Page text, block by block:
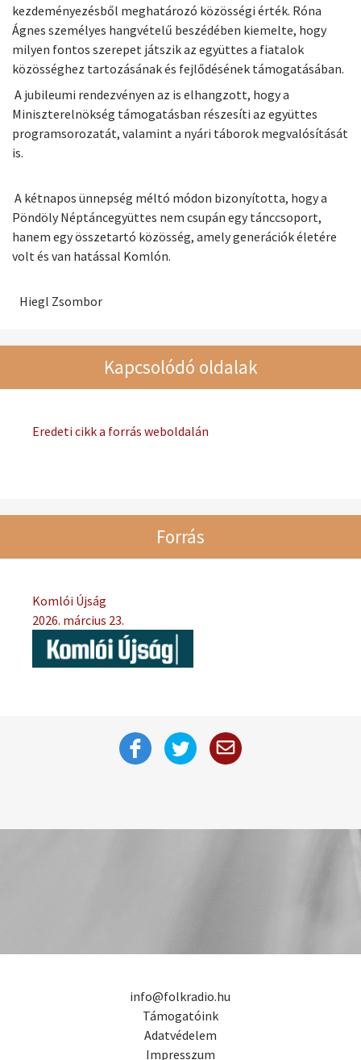
kezdeményezésből meghatározó közösségi érték. Róna
Ágnes személyes hangvételű beszédében kiemelte, hogy
milyen fontos szerepet játszik az együttes a fiatalok
közösséghez tartozásának és fejlődésének támogatásában.
A jubileumi rendezvényen az is elhangzott, hogy a
Miniszterelnökség támogatásban részesíti az együttes
programsorozatát, valamint a nyári táborok megvalósítását
is.
A kétnapos ünnepség méltó módon bizonyította, hogy a
Pöndöly Néptáncegyüttes nem csupán egy tánccsoport,
hanem egy összetartó közösség, amely generációk életére
volt és van hatással Komlón.
Hiegl Zsombor
Kapcsolódó oldalak
Eredeti cikk a forrás weboldalán
Forrás
Komlói Újság
2026. március 23.
info@folkradio.hu
Támogatóink
Adatvédelem
Impresszum